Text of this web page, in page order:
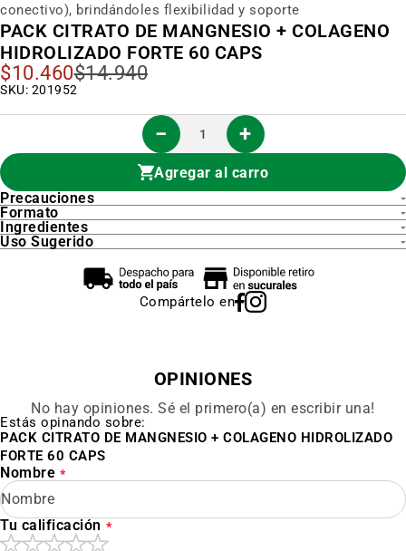
Precio
Especial
$10.460$14.940
SKU: 201952
PACK CITRATO DE MANGNESIO + COLAGENO
HIDROLIZADO FORTE 60 CAPS
conectivo), brindándoles flexibilidad y soporte
Agregar al carro
Precauciones
Formato
Ingredientes
Uso Sugerido
Compártelo en
OPINIONES
No hay opiniones. Sé el primero(a) en escribir una!
Estás opinando sobre:
PACK CITRATO DE MANGNESIO + COLAGENO HIDROLIZADO
FORTE 60 CAPS
Nombre
Tu calificación